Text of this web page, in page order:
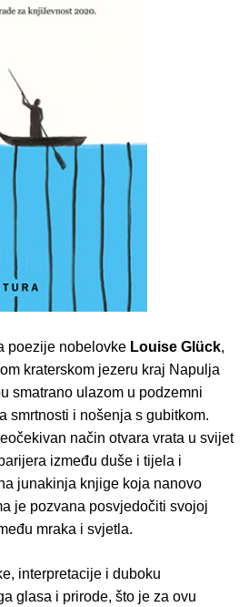
poezije nobelovke Louise Glück,
kraterskom jezeru kraj Napulja
smatrano ulazom u podzemni
smrtnosti i nošenja s gubitkom.
način otvara vrata u svijet
između duše i tijela i
junakinja knjige koja nanovo
je pozvana posvjedočiti svojoj
mraka i svjetla.
interpretacije i duboku
glasa i prirode, što je za ovu